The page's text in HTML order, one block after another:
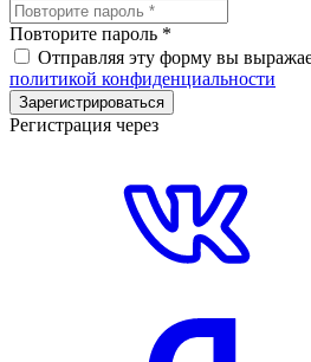
Повторите пароль *
Отправляя эту форму вы
политикой конфиденциальности
Зарегистрироваться
Регистрация через